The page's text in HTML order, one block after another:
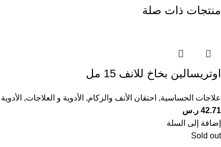
منتجات ذات صلة
اوتريسالين بخاخ للانف 15 مل
علاجات الحساسية, احتقان الأنف والزكام, الأدوية و العلاجات,
42.71 ر.س
إضافة إلى السلة
Sold out